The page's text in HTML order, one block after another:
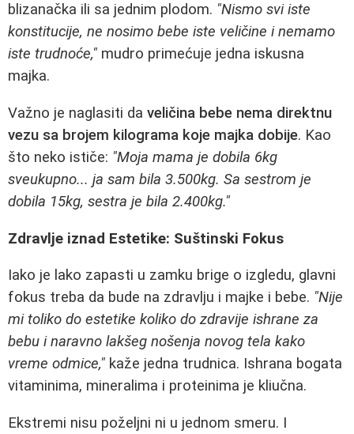
blizanačka ili sa jednim plodom. "Nismo svi iste
konstitucije, ne nosimo bebe iste veličine i nemamo
iste trudnoće," mudro primećuje jedna iskusna
majka.
Važno je naglasiti da veličina bebe nema direktnu
vezu sa brojem kilograma koje majka dobije. Kao
što neko ističe: "Moja mama je dobila 6kg
sveukupno... ja sam bila 3.500kg. Sa sestrom je
dobila 15kg, sestra je bila 2.400kg."
Zdravlje iznad Estetike: Suštinski Fokus
Iako je lako zapasti u zamku brige o izgledu, glavni
fokus treba da bude na zdravlju i majke i bebe. "Nije
mi toliko do estetike koliko do zdravije ishrane za
bebu i naravno lakšeg nošenja novog tela kako
vreme odmice," kaže jedna trudnica. Ishrana bogata
vitaminima, mineralima i proteinima je kliučna.
Ekstremi nisu poželjni ni u jednom smeru. I